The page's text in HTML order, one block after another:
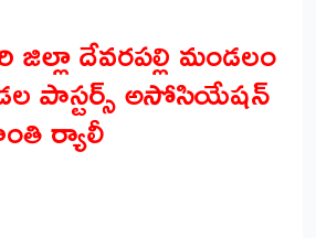
జిల్లా దేవరపల్లి మండలం
పాస్టర్స్ అసోసియేషన్
ర్యాలీ